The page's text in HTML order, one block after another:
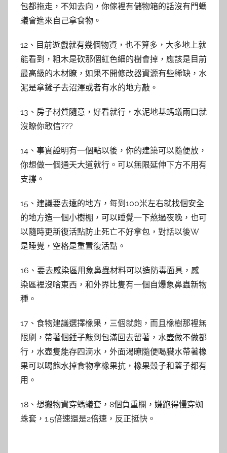
包都拖走，不知去向，你傢裡有儲物箱的話沒有門螞
蟻會進來自己拿食物。
12、目前遊戲就有幾個物資，也不算多，大多地上就
能看到，粗木是砍那個紅色細的樹會掉，應該是目前
最高級的木材瞭，如果不開修改器資源有些稀缺，水
泥是拿鏟子去沼澤或者有水的地方敲。
13、房子材質隨意，好看就行，水泥地基螞蟻兩口就
沒瞭你敢信???
14、事實證明有一個點以後，你的建築可以隨便放，
你想做一個通天大道就行。可以無限延伸下方不用有
支撐。
15、建議要去遠的地方，每到100米左右就找個安全
的地方造一個小樹棚，可以睡覺一下熬過夜晚，也可
以隨時更新復活點防止死亡不好拿包，對話以後W
是睡覺，空格是重置復活點。
16、要去感染區用象鼻蟲材料可以造防毒面具，感
染區裡沒啥東西，和外界比隻有一個自爆象鼻蟲新物
種。
17、食物建議選擇橡果，三個就飽，而且橡樹那裡無
限刷，帶著個錘子敲到包滿回去留著，水壺做不做都
行，水壺隻能存四滴水，外面渴瞭隨便喝臟水帶著橡
果可以喝飽水掉食物拿橡果抗，橡果殼子和蓋子都有
用。
18、想搬物資穿螞蟻套，8個負重欄，嫌跑得慢穿蜘
蛛套，1.5倍速還是2倍速，反正挺快。